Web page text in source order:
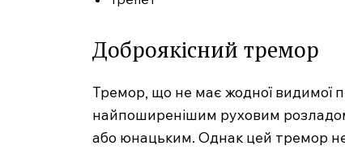
Доброякісний тремор
Тремор, що не має жодної видимої
найпоширенішим руховим
або юнацьким. Однак цей тремор